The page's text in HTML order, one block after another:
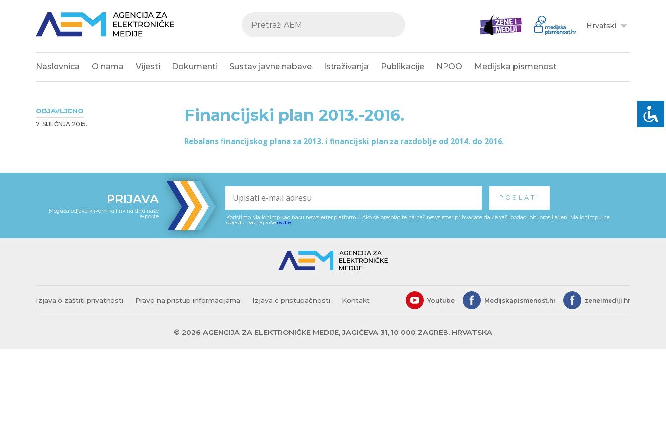
Hrvatski
Naslovnica O nama Vijesti Dokumenti Sustav javne nabave Istraživanja Publikacije NPOO Medijska pismenost
OBJAVLJENO
7. SIJEČNJA 2015. Financijski plan 2013.-2016.
Rebalans financijskog plana za 2013. i financijski plan za razdoblje od 2014. do 2016.
PRIJAVA
Moguća odjava klikom na link na dnu naše
e-pošte
Koristimo Mailchimp kao našu newsletter platformu. Ako se pretplatite na naš newsletter prihvaćate da će vaši podaci biti proslijeđeni Mailchimpu na
obradu. Saznaj više ovdje.
Izjava o zaštiti privatnosti Pravo na pristup informacijama Izjava o pristupačnosti Kontakt Youtube Medijskapismenost.hr zeneimediji.hr
© 2026 AGENCIJA ZA ELEKTRONIČKE MEDIJE, JAGIĆEVA 31, 10 000 ZAGREB, HRVATSKA